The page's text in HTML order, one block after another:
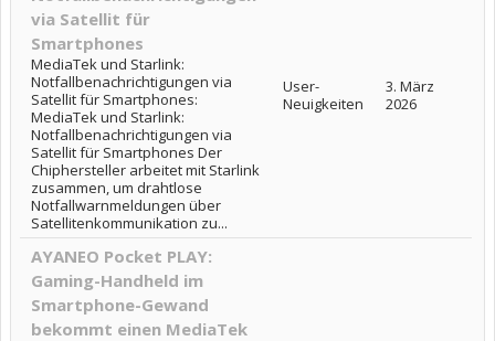
via Satellit für
Smartphones
MediaTek und Starlink:
Notfallbenachrichtigungen via
Satellit für Smartphones:
MediaTek und Starlink:
Notfallbenachrichtigungen via
Satellit für Smartphones Der
Chiphersteller arbeitet mit Starlink
zusammen, um drahtlose
Notfallwarnmeldungen über
Satellitenkommunikation zu...
User-
Neuigkeiten
3. März
2026
AYANEO Pocket PLAY:
Gaming-Handheld im
Smartphone-Gewand
bekommt einen MediaTek